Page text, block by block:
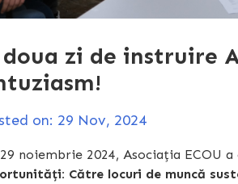
doua zi de instruire
on: 29 Nov, 2024
noiembrie 2024, Asociația ECOU
Către locuri de muncă